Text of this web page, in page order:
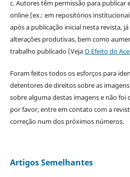
c. Autores têm permissão para publicar
online (ex.: em repositórios
após a publicação inicial nesta revista,
alterações produtivas, bem como
trabalho publicado (VejaO Efeito do
Foram feitos todos os esforços para
detentores de direitos sobre as
sobre alguma destas imagens e não
por favor, entre em contato com a
correção num dos próximos números.
Artigos Semelhantes